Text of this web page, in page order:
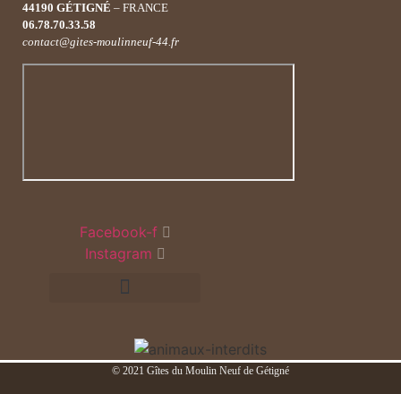
44190 GÉTIGNÉ – FRANCE
06.78.70.33.58
contact@gites-moulinneuf-44.fr
Facebook-f
Instagram
© 2021 Gîtes du Moulin Neuf de Gétigné